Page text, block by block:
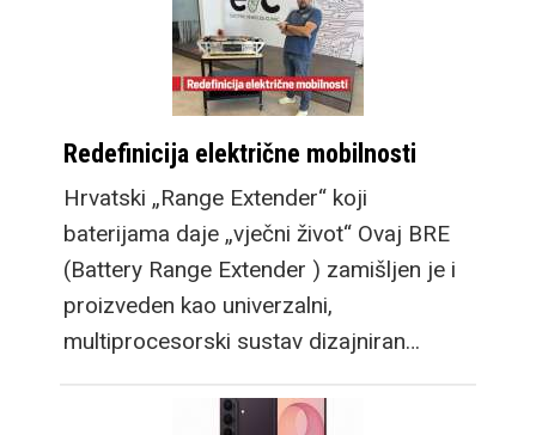
Redefinicija električne mobilnosti
Hrvatski „Range Extender“ koji
baterijama daje „vječni život“ Ovaj BRE
(Battery Range Extender ) zamišljen je i
proizveden kao univerzalni,
multiprocesorski sustav dizajniran…